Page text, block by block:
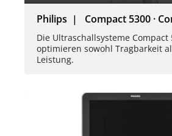
Philips | Compact 5300 ·
Die Ultraschallsysteme Compact
optimieren sowohl Tragbarkeit
Leistung.